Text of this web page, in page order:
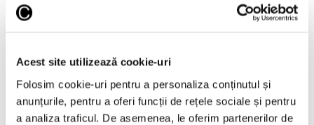
Acest site utilizează cookie-uri
Folosim cookie-uri pentru a personaliza conținutul și
anunțurile, pentru a oferi funcții de rețele sociale și pentru
a analiza traficul. De asemenea, le oferim partenerilor de
5 August 2026